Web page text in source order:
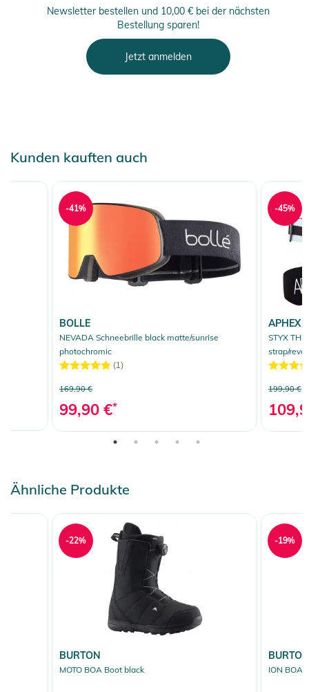
Newsletter bestellen und 10,00 € bei der nächsten
Bestellung sparen!
Jetzt anmelden
Kunden kauften auch
BOLLE
NEVADA Schneebrille black matte/sunrise
photochromic
(1)
169,90 €
99,90 €*
-41%
APHEX
STYX
strap/revo
199,90 €
-45%
Ähnliche Produkte
BURTON
MOTO BOA Boot black
-22%
BURTON
ION BOA
-19%